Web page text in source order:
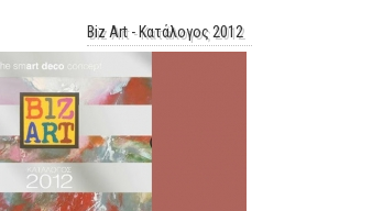
Biz Art - Κατάλογος 2012